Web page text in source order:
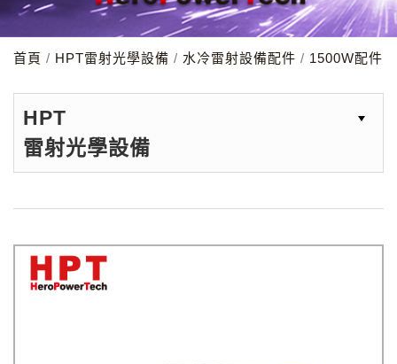
首頁 / HPT雷射光學設備 / 水冷雷射設備配件 / 1500W配件
HPT
雷射光學設備